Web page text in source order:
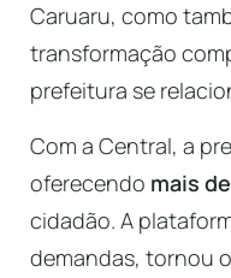
Caruaru, como
transformação
prefeitura se
Com a Central, a
oferecendo mais
cidadão. A
demandas, tornou